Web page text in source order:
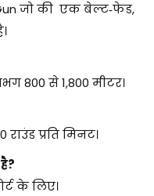
जो की एक बेल्ट‑फेड,
800 से 1,800 मीटर।
प्रति मिनट।
के लिए।